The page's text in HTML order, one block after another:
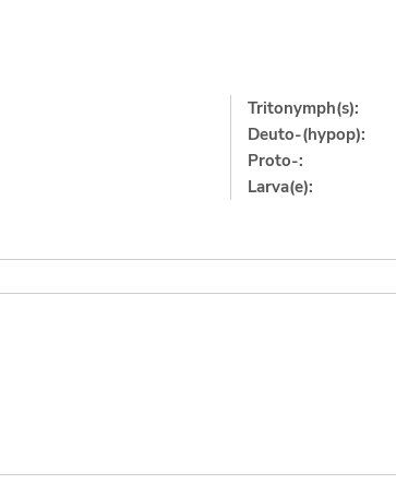
Tritonymph(s):
Deuto-(hypop):
Proto-:
Larva(e):